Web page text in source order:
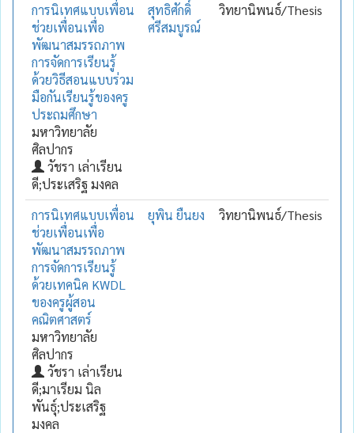
การนิเทศแบบเพื่อน
ช่วยเพื่อนเพื่อ
พัฒนาสมรรถภาพ
การจัดการเรียนรู้
ด้วยวิธีสอนแบบร่วม
มือกันเรียนรู้ของครู
ประถมศึกษา
มหาวิทยาลัย
ศิลปากร
วัชรา เล่าเรียน
ดี;ประเสริฐ มงคล
สุทธิศักดิ์
ศรีสมบูรณ์
วิทยานิพนธ์/Thesis
การนิเทศแบบเพื่อน
ช่วยเพื่อนเพื่อ
พัฒนาสมรรถภาพ
การจัดการเรียนรู้
ด้วยเทคนิค KWDL
ของครูผู้สอน
คณิตศาสตร์
มหาวิทยาลัย
ศิลปากร
วัชรา เล่าเรียน
ดี;มาเรียม นิล
พันธุ์;ประเสริฐ
มงคล
ยุพิน ยืนยง วิทยานิพนธ์/Thesis